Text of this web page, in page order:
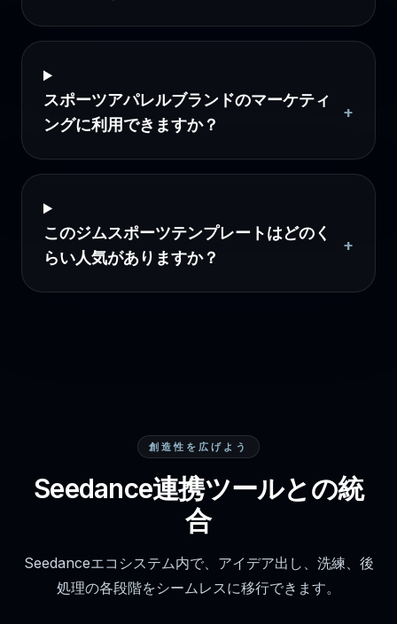
スポーツアパレルブランドのマーケティ
ングに利用できますか？
+
このジムスポーツテンプレートはどのく
らい人気がありますか？
+
創造性を広げよう
Seedance連携ツールとの統
合
Seedanceエコシステム内で、アイデア出し、洗練、後
処理の各段階をシームレスに移行できます。